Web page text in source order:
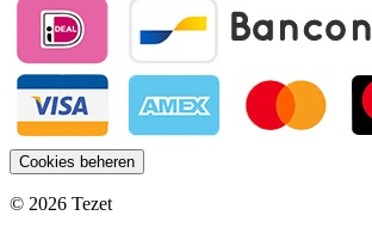
Cookies beheren
© 2026 Tezet